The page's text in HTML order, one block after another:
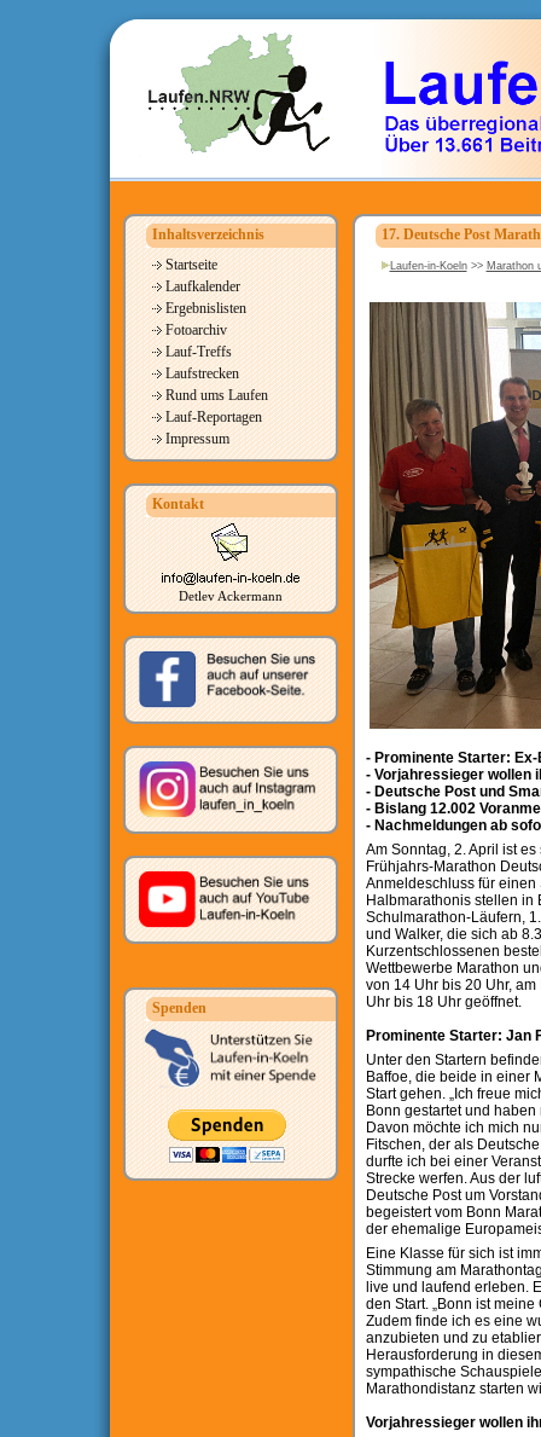
Inhaltsverzeichnis
Startseite
Laufkalender
Ergebnislisten
Fotoarchiv
Lauf-Treffs
Laufstrecken
Rund ums Laufen
Lauf-Reportagen
Impressum
Kontakt
Detlev Ackermann
Spenden
17. Deutsche Post
Laufen-in-Koeln>> Marathon
- Prominente Starter:
- Vorjahressieger wollen
- Deutsche Post und
- Bislang 12.002
- Nachmeldungen ab
Am Sonntag, 2. April ist
Frühjahrs-Marathon
Anmeldeschluss für
Halbmarathonis stellen in
Schulmarathon-Läufern,
und Walker, die sich ab
Kurzentschlossenen
Wettbewerbe Marathon
von 14 Uhr bis 20 Uhr,
Uhr bis 18 Uhr geöffnet.
Prominente Starter: Jan
Unter den Startern
Baffoe, die beide in einer
Start gehen. „Ich freue
Bonn gestartet und
Davon möchte ich mich
Fitschen, der als
durfte ich bei einer
Strecke werfen. Aus der
Deutsche Post um
begeistert vom Bonn
der ehemalige
Eine Klasse für sich ist
Stimmung am
live und laufend erleben.
den Start. „Bonn ist
Zudem finde ich es eine
anzubieten und zu
Herausforderung in
sympathische
Marathondistanz starten
Vorjahressieger wollen